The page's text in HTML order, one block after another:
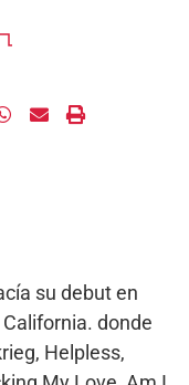
su debut en
donde
Helpless,